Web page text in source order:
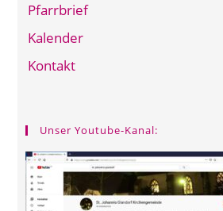
Pfarrbrief
Kalender
Kontakt
Unser Youtube-Kanal: